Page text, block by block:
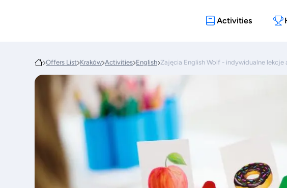
Activities
Offers List Kraków Activities English Zajęcia English Wolf - indywidualne lekcje